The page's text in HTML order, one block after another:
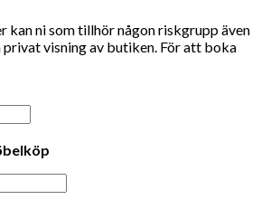
ni som tillhör någon riskgrupp även
privat visning av butiken. För att boka